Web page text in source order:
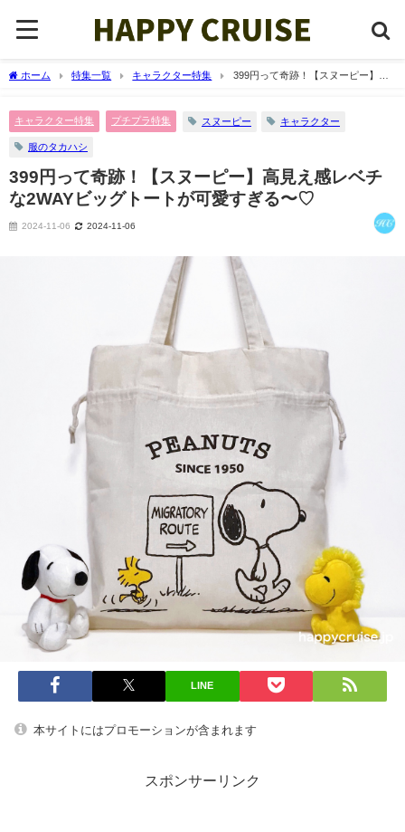
ホーム 特集一覧 キャラクター特集
399円って奇跡！【スヌーピー】高
キャラクター特集 プチプラ特集 スヌーピー キャラクター
服のタカハシ
399円って奇跡！【スヌーピー】高見え感レベチ
な2WAYビッグトートが可愛すぎる〜♡
2024-11-06 2024-11-06
LINE
本サイトにはプロモーションが含まれます
スポンサーリンク